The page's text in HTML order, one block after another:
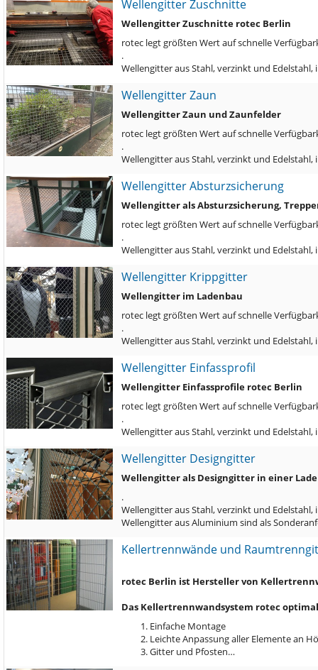
Wellengitter Zuschnitte
Wellengitter Zuschnitte rotec Berlin
rotec legt größten Wert auf schnelle
.
Wellengitter aus Stahl, verzinkt und
Wellengitter Zaun
Wellengitter Zaun und Zaunfelder
rotec legt größten Wert auf schnelle
.
Wellengitter aus Stahl, verzinkt und
Wellengitter Absturzsicherung
Wellengitter als Absturzsicherung,
rotec legt größten Wert auf schnelle
.
Wellengitter aus Stahl, verzinkt und
Wellengitter Krippgitter
Wellengitter im Ladenbau
rotec legt größten Wert auf schnelle
.
Wellengitter aus Stahl, verzinkt und
Wellengitter Einfassprofil
Wellengitter Einfassprofile rotec Berlin
rotec legt größten Wert auf schnelle
.
Wellengitter aus Stahl, verzinkt und
Wellengitter Designgitter
Wellengitter als Designgitter in einer
.
Wellengitter aus Stahl, verzinkt und
Wellengitter aus Aluminium sind als
Kellertrennwände und
rotec Berlin ist Hersteller von
Das Kellertrennwandsystem rotec
Einfache Montage
Leichte Anpassung aller Elemente an
Gitter und Pfosten…